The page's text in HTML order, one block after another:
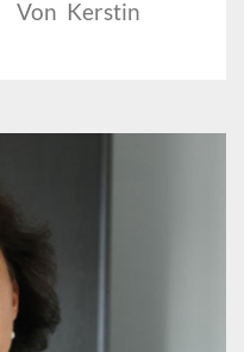
Von Kerstin